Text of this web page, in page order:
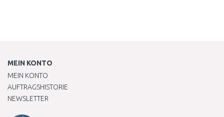
MEIN KONTO
MEIN KONTO
AUFTRAGSHISTORIE
NEWSLETTER